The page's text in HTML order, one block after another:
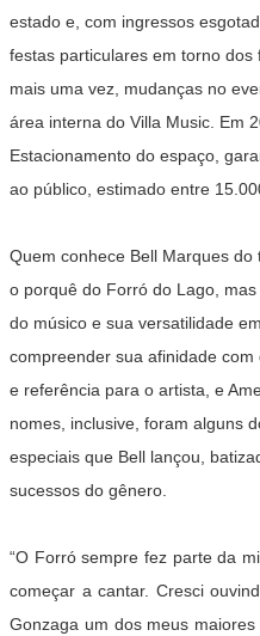
estado e, com ingressos
festas particulares em torno dos
mais uma vez, mudanças no
área interna do Villa Music. Em
Estacionamento do espaço,
ao público, estimado entre
Quem conhece Bell Marques
o porquê do Forró do Lago,
do músico e sua versatilidade
compreender sua afinidade
e referência para o artista, e
nomes, inclusive, foram alguns
especiais que Bell lançou,
sucessos do gênero.
“O Forró sempre fez parte da
começar a cantar. Cresci
Gonzaga um dos meus